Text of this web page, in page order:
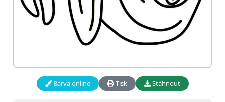
Barva online Tisk Stáhnout